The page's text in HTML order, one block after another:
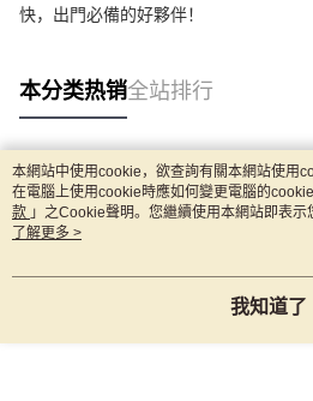
快，出門必備的好夥伴！
本分类热销全站排行
热门标签
本網站中使用cookie，欲查詢有關本網站使用
在電腦上使用cookie時應如何變更電腦的
款 」之Cookie聲明。您繼續使用本網站即表
之Cookie聲明使用cookie。
了解更多 >
我知道了